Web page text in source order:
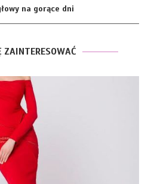
na gorące dni
ZAINTERESOWAĆ